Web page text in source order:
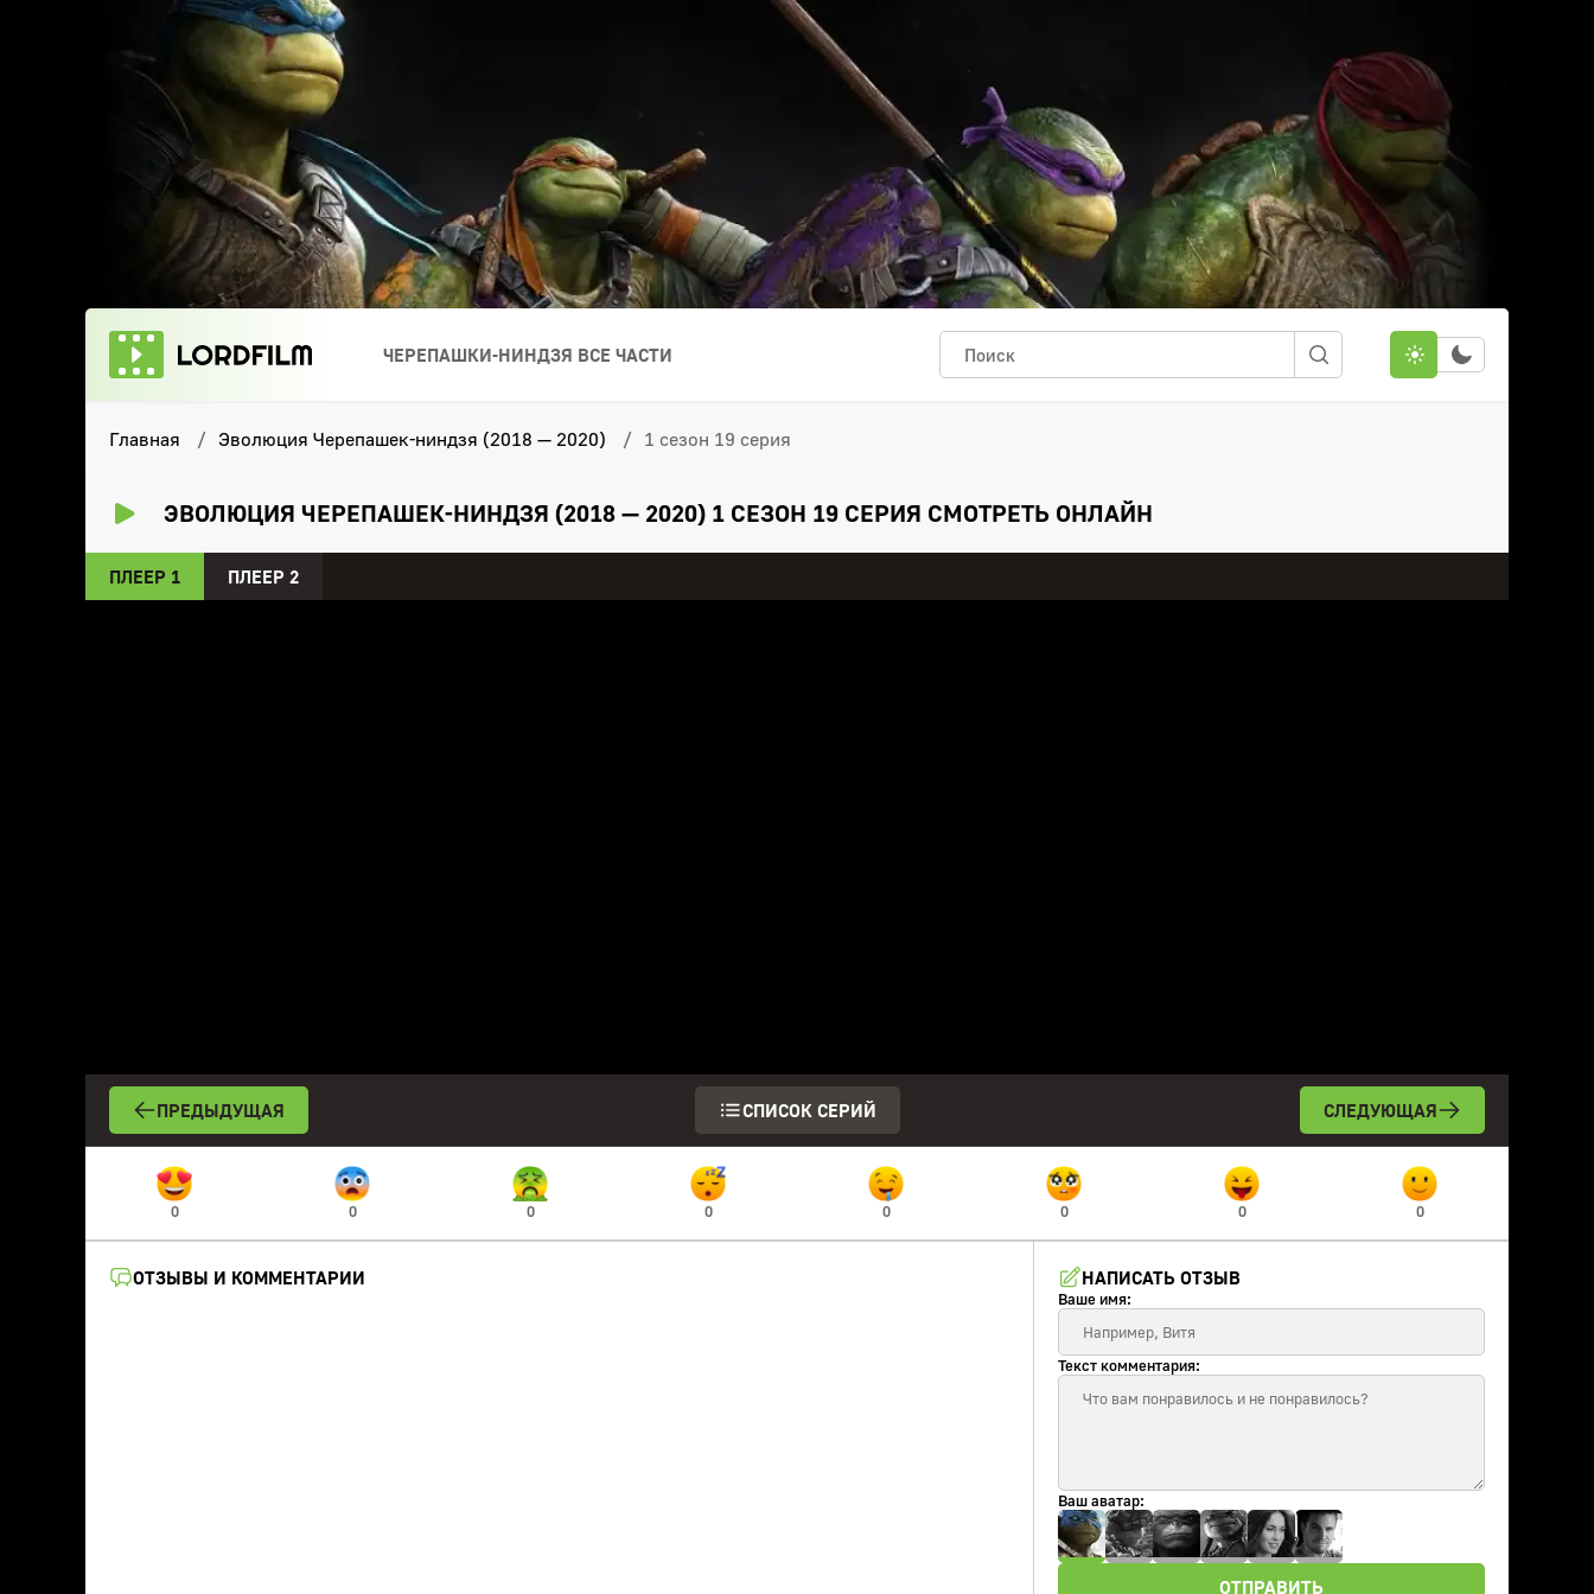
ЧЕРЕПАШКИ-НИНДЗЯ ВСЕ ЧАСТИ
Главная Эволюция Черепашек-ниндзя (2018 — 2020) 1 сезон 19 серия
ЭВОЛЮЦИЯ ЧЕРЕПАШЕК-НИНДЗЯ (2018 — 2020) 1 СЕЗОН 19 СЕРИЯ СМОТРЕТЬ ОНЛАЙН
ПЛЕЕР 1 ПЛЕЕР 2
ПРЕДЫДУЩАЯ СПИСОК СЕРИЙ СЛЕДУЮЩАЯ
0 0 0 0 0 0 0 0
ОТЗЫВЫ И КОММЕНТАРИИ НАПИСАТЬ ОТЗЫВ
Ваше имя:
Текст комментария:
Ваш аватар:
ОТПРАВИТЬ